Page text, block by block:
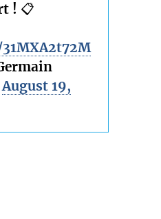
! 📋
August 19,